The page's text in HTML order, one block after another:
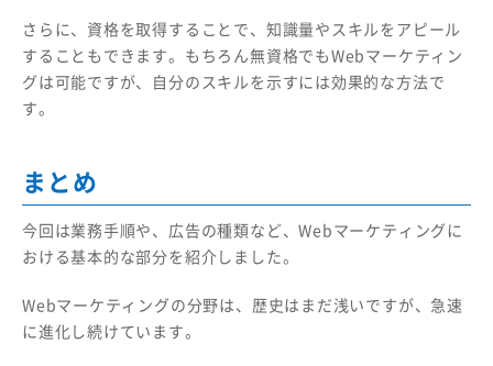
さらに、資格を取得することで、知識量やスキルをアピール
することもできます。もちろん無資格でもWebマーケティン
グは可能ですが、自分のスキルを示すには効果的な方法で
す。
まとめ
今回は業務手順や、広告の種類など、Webマーケティングに
おける基本的な部分を紹介しました。
Webマーケティングの分野は、歴史はまだ浅いですが、急速
に進化し続けています。